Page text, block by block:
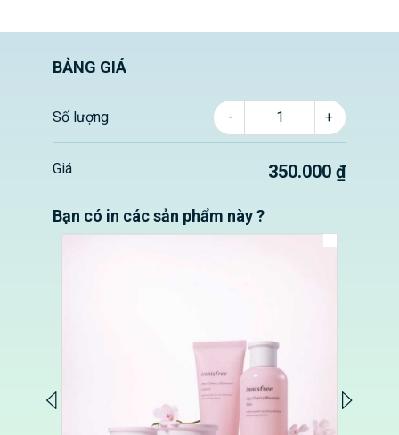
BẢNG GIÁ
Số lượng - +
Giá 350.000 ₫
Bạn có in các sản phẩm này ?